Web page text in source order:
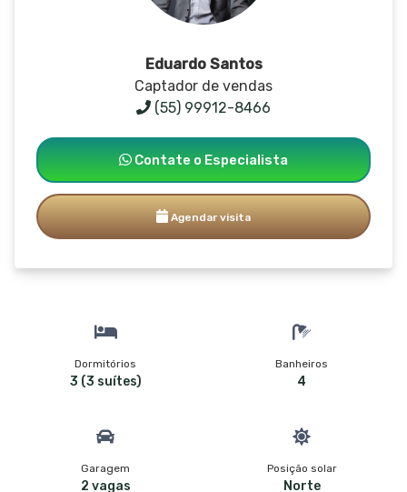
Eduardo Santos
Captador de vendas
(55) 99912-8466
Contate o Especialista
Agendar visita
Dormitórios
3 (3 suítes)
Banheiros
4
Garagem
2 vagas
Posição solar
Norte